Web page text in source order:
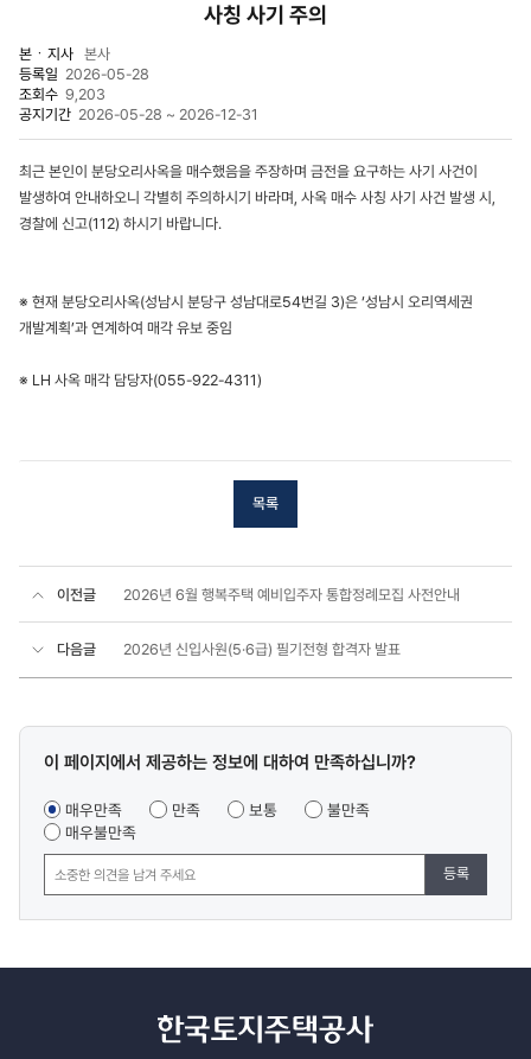
사칭 사기 주의
본ㆍ지사 본사
등록일 2026-05-28
조회수 9,203
공지기간 2026-05-28 ~ 2026-12-31
최근 본인이 분당오리사옥을 매수했음을 주장하며 금전을 요구하는 사기 사건이
발생하여 안내하오니 각별히 주의하시기 바라며, 사옥 매수 사칭 사기 사건 발생 시,
경찰에 신고(112) 하시기 바랍니다.
※ 현재 분당오리사옥(성남시 분당구 성남대로54번길 3)은 ‘성남시 오리역세권
개발계획’과 연계하여 매각 유보 중임
※ LH 사옥 매각 담당자(055-922-4311)
목록
이전글 2026년 6월 행복주택 예비입주자 통합정례모집 사전안내
다음글 2026년 신입사원(5·6급) 필기전형 합격자 발표
콘텐츠
조사
이 페이지에서 제공하는 정보에 대하여 만족하십니까?
매우만족 만족 보통
불만족
매우불만족
등록